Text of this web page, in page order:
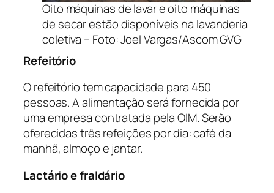
Oito máquinas de lavar e oito máquinas
de secar estão disponíveis na lavanderia
coletiva – Foto: Joel Vargas/Ascom GVG
Refeitório
O refeitório tem capacidade para 450
pessoas. A alimentação será fornecida por
uma empresa contratada pela OIM. Serão
oferecidas três refeições por dia: café da
manhã, almoço e jantar.
Lactário e fraldário